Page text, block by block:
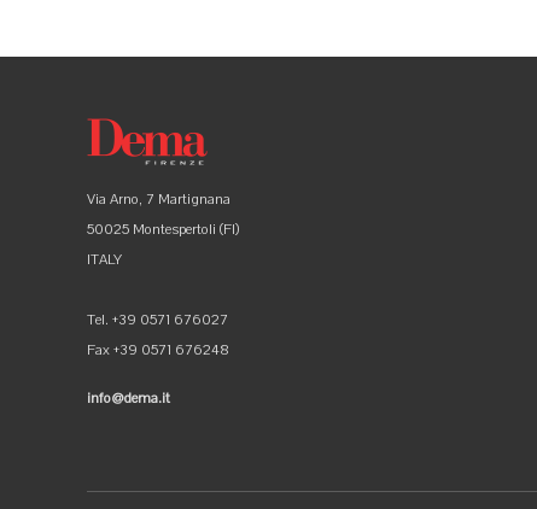
Via Arno, 7 Martignana
50025 Montespertoli (FI)
ITALY
Tel. +39 0571 676027
Fax +39 0571 676248
info@dema.it